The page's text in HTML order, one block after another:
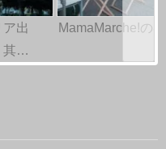
出
其…
MamaMarche!の巻